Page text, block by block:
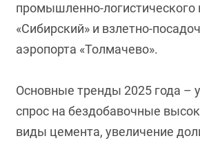
промышленно-логистического
«Сибирский» и взлетно-
аэропорта «Толмачево».
Основные тренды 2025 года –
спрос на бездобавочные
виды цемента, увеличение